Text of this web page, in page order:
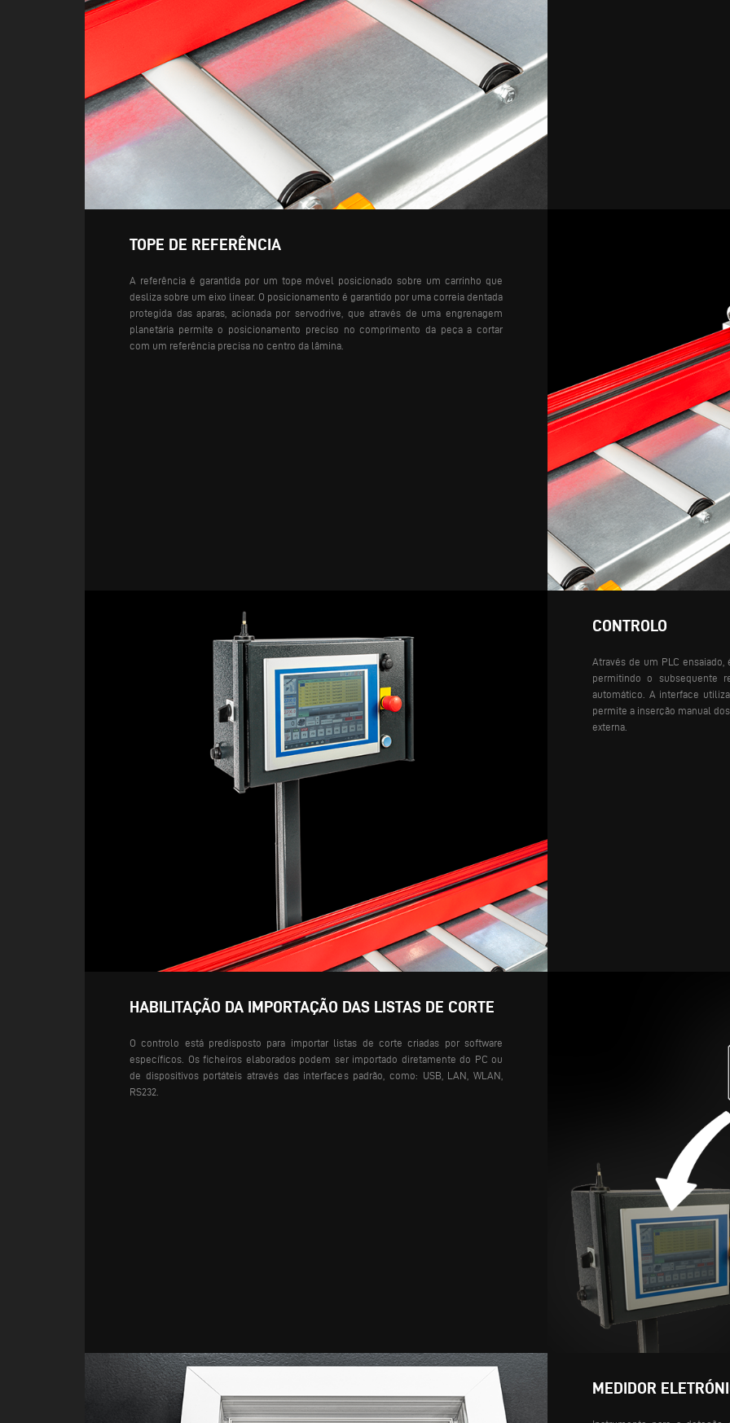
TOPE DE REFERÊNCIA
A referência é garantida por um tope móvel posicionado sobre um carrinho que
desliza sobre um eixo linear. O posicionamento é garantido por uma correia dentada
protegida das aparas, acionada por servodrive, que através de uma engrenagem
planetária permite o posicionamento preciso no comprimento da peça a cortar
com um referência precisa no centro da lâmina.
CONTROLO
Através de um PLC
permitindo o subsequente
automático. A interface
permite a inserção manual
externa.
HABILITAÇÃO DA IMPORTAÇÃO DAS LISTAS DE CORTE
O controlo está predisposto para importar listas de corte criadas por software
específicos. Os ficheiros elaborados podem ser importado diretamente do PC ou
de dispositivos portáteis através das interfaces padrão, como: USB, LAN, WLAN,
RS232.
MEDIDOR